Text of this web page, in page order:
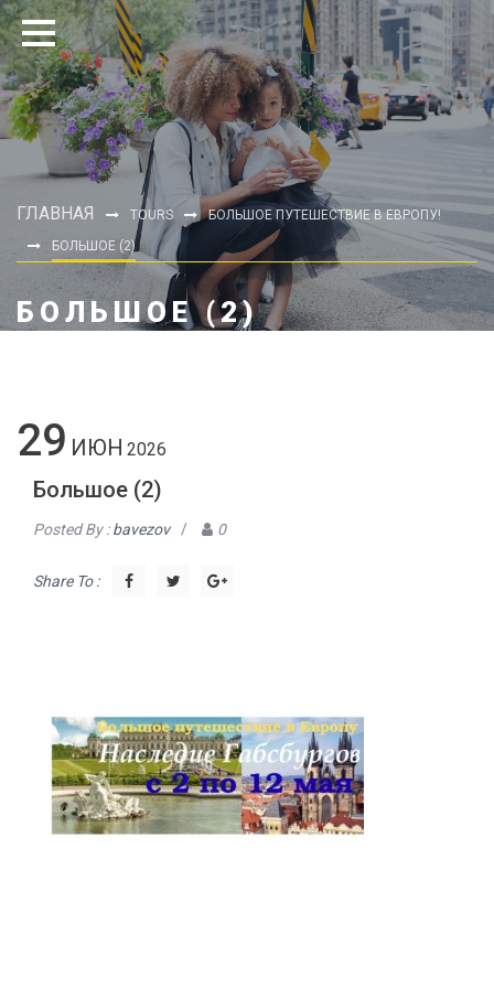
ГЛАВНАЯ TOURS
БОЛЬШОЕ ПУТЕШЕСТВИЕ В ЕВРОПУ!
БОЛЬШОЕ (2)
БОЛЬШОЕ (2)
29 ИЮН 2026
Большое (2)
Posted By :bavezov / 0
Share To :